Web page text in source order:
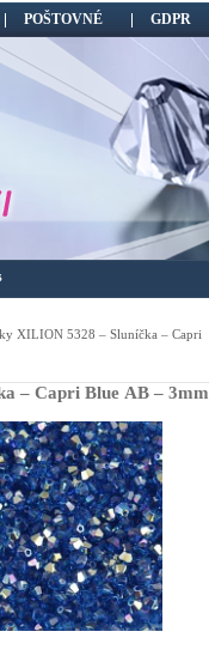
POŠTOVNÉ GDPR
XILION 5328 – Sluníčka – Capri
– Capri Blue AB – 3mm